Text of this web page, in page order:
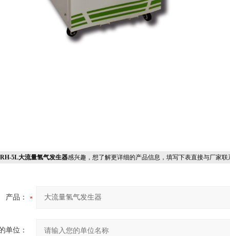
5L大流量氢气发生器感兴趣，想了解更详细的产品信息，填写下表直接与厂家联
产品：
单位：